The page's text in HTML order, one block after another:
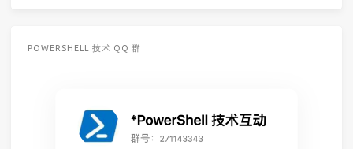
POWERSHELL 技术 QQ 群